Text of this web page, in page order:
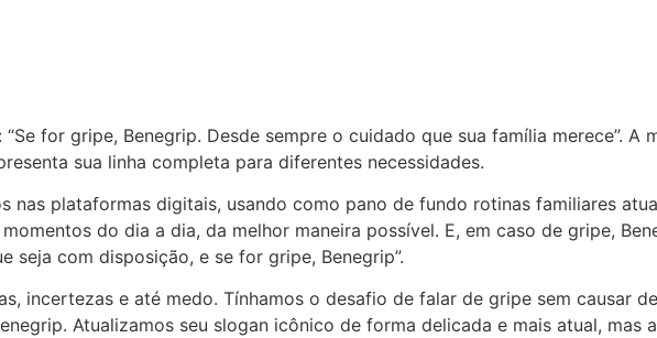
for gripe, Benegrip. Desde sempre o cuidado que sua família merece”. A
sua linha completa para diferentes necessidades.
nas plataformas digitais, usando como pano de fundo rotinas familiares
do dia a dia, da melhor maneira possível. E, em caso de gripe,
seja com disposição, e se for gripe, Benegrip”.
incertezas e até medo. Tínhamos o desafio de falar de gripe sem causar
Atualizamos seu slogan icônico de forma delicada e mais atual, mas